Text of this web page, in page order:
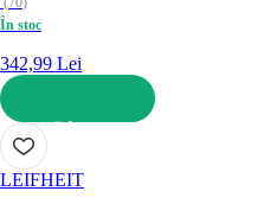
În stoc
342,99 Lei
ADAUGĂ ÎN COȘ
LEIFHEIT